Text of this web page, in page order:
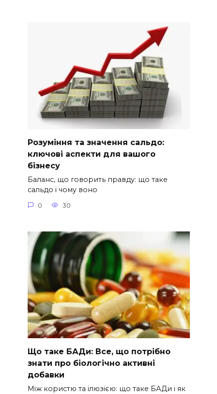
Розуміння та значення сальдо:
ключові аспекти для вашого
бізнесу
Баланс, що говорить правду: що таке
сальдо і чому воно
0 30
Що таке БАДи: Все, що потрібно
знати про біологічно активні
добавки
Між користю та ілюзією: що таке БАДи і як